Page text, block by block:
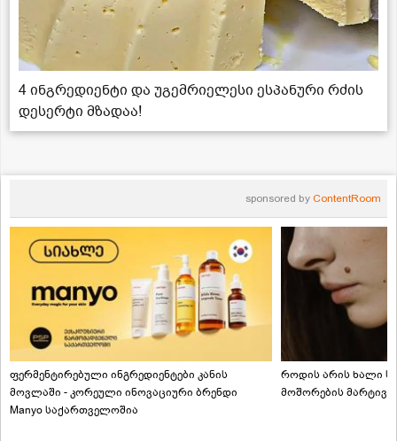
4 ინგრედიენტი და უგემრიელესი ესპანური რძის
დესერტი მზადაა!
sponsored by ContentRoom
ფერმენტირებული ინგრედიენტები კანის
მოვლაში - კორეული ინოვაციური ბრენდი
Manyo საქართველოშია
როდის არის ხალი
მოშორების